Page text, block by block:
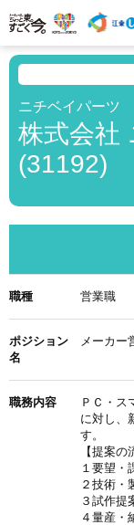
ニチベイパーツ
株式会社
(31192)
職種 営業職
ポジション
名
メーカー
職務内容
ＰＣ・ス
に対し、
す。
【提案の
１要望・
２技術・
３試作提
４量産・